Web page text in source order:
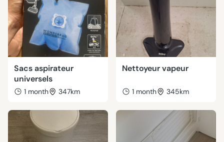
Sacs aspirateur
universels
1 month 347km
Nettoyeur vapeur
1 month 345km